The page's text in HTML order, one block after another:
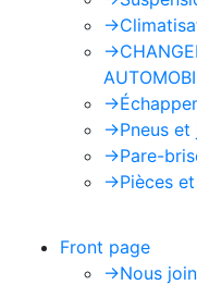
->
->
->
->Pneus et
->Pare-
->Pièces
Front page
->Nous